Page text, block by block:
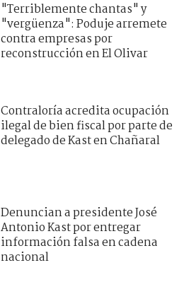
"Terriblemente chantas" y
"vergüenza": Poduje arremete
contra empresas por
reconstrucción en El Olivar
Contraloría acredita ocupación
ilegal de bien fiscal por parte de
delegado de Kast en Chañaral
Denuncian a presidente José
Antonio Kast por entregar
información falsa en cadena
nacional